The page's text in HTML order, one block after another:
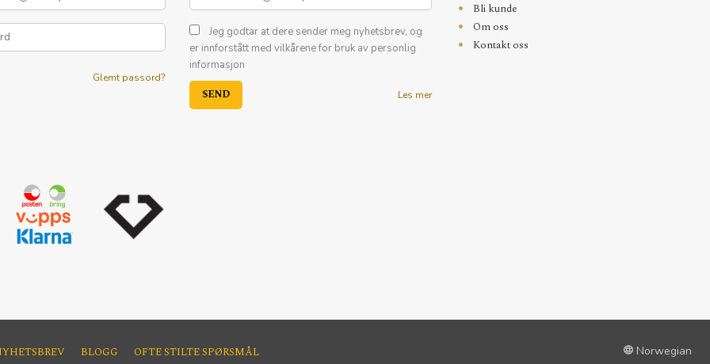
Glemt passord?
Jeg godtar at dere sender meg nyhetsbrev, og
er innforstått med vilkårene for bruk av personlig
informasjon
Les mer
Bli kunde
Om oss
Kontakt oss
Norwegian
BLOGG OFTE STILTE SPØRSMÅL